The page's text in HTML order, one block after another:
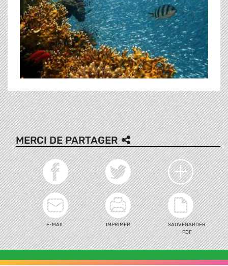
MERCI DE PARTAGER
E-MAIL IMPRIMER
SAUVEGARDER
PDF